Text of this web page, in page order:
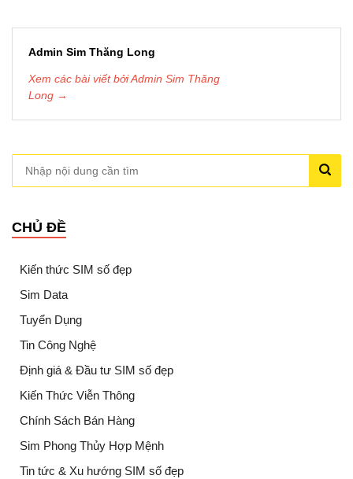
Admin Sim Thăng Long
Xem các bài viết bởi Admin Sim Thăng
Long →
CHỦ ĐỀ
Kiến thức SIM số đẹp
Sim Data
Tuyển Dụng
Tin Công Nghệ
Định giá & Đầu tư SIM số đẹp
Kiến Thức Viễn Thông
Chính Sách Bán Hàng
Sim Phong Thủy Hợp Mệnh
Tin tức & Xu hướng SIM số đẹp